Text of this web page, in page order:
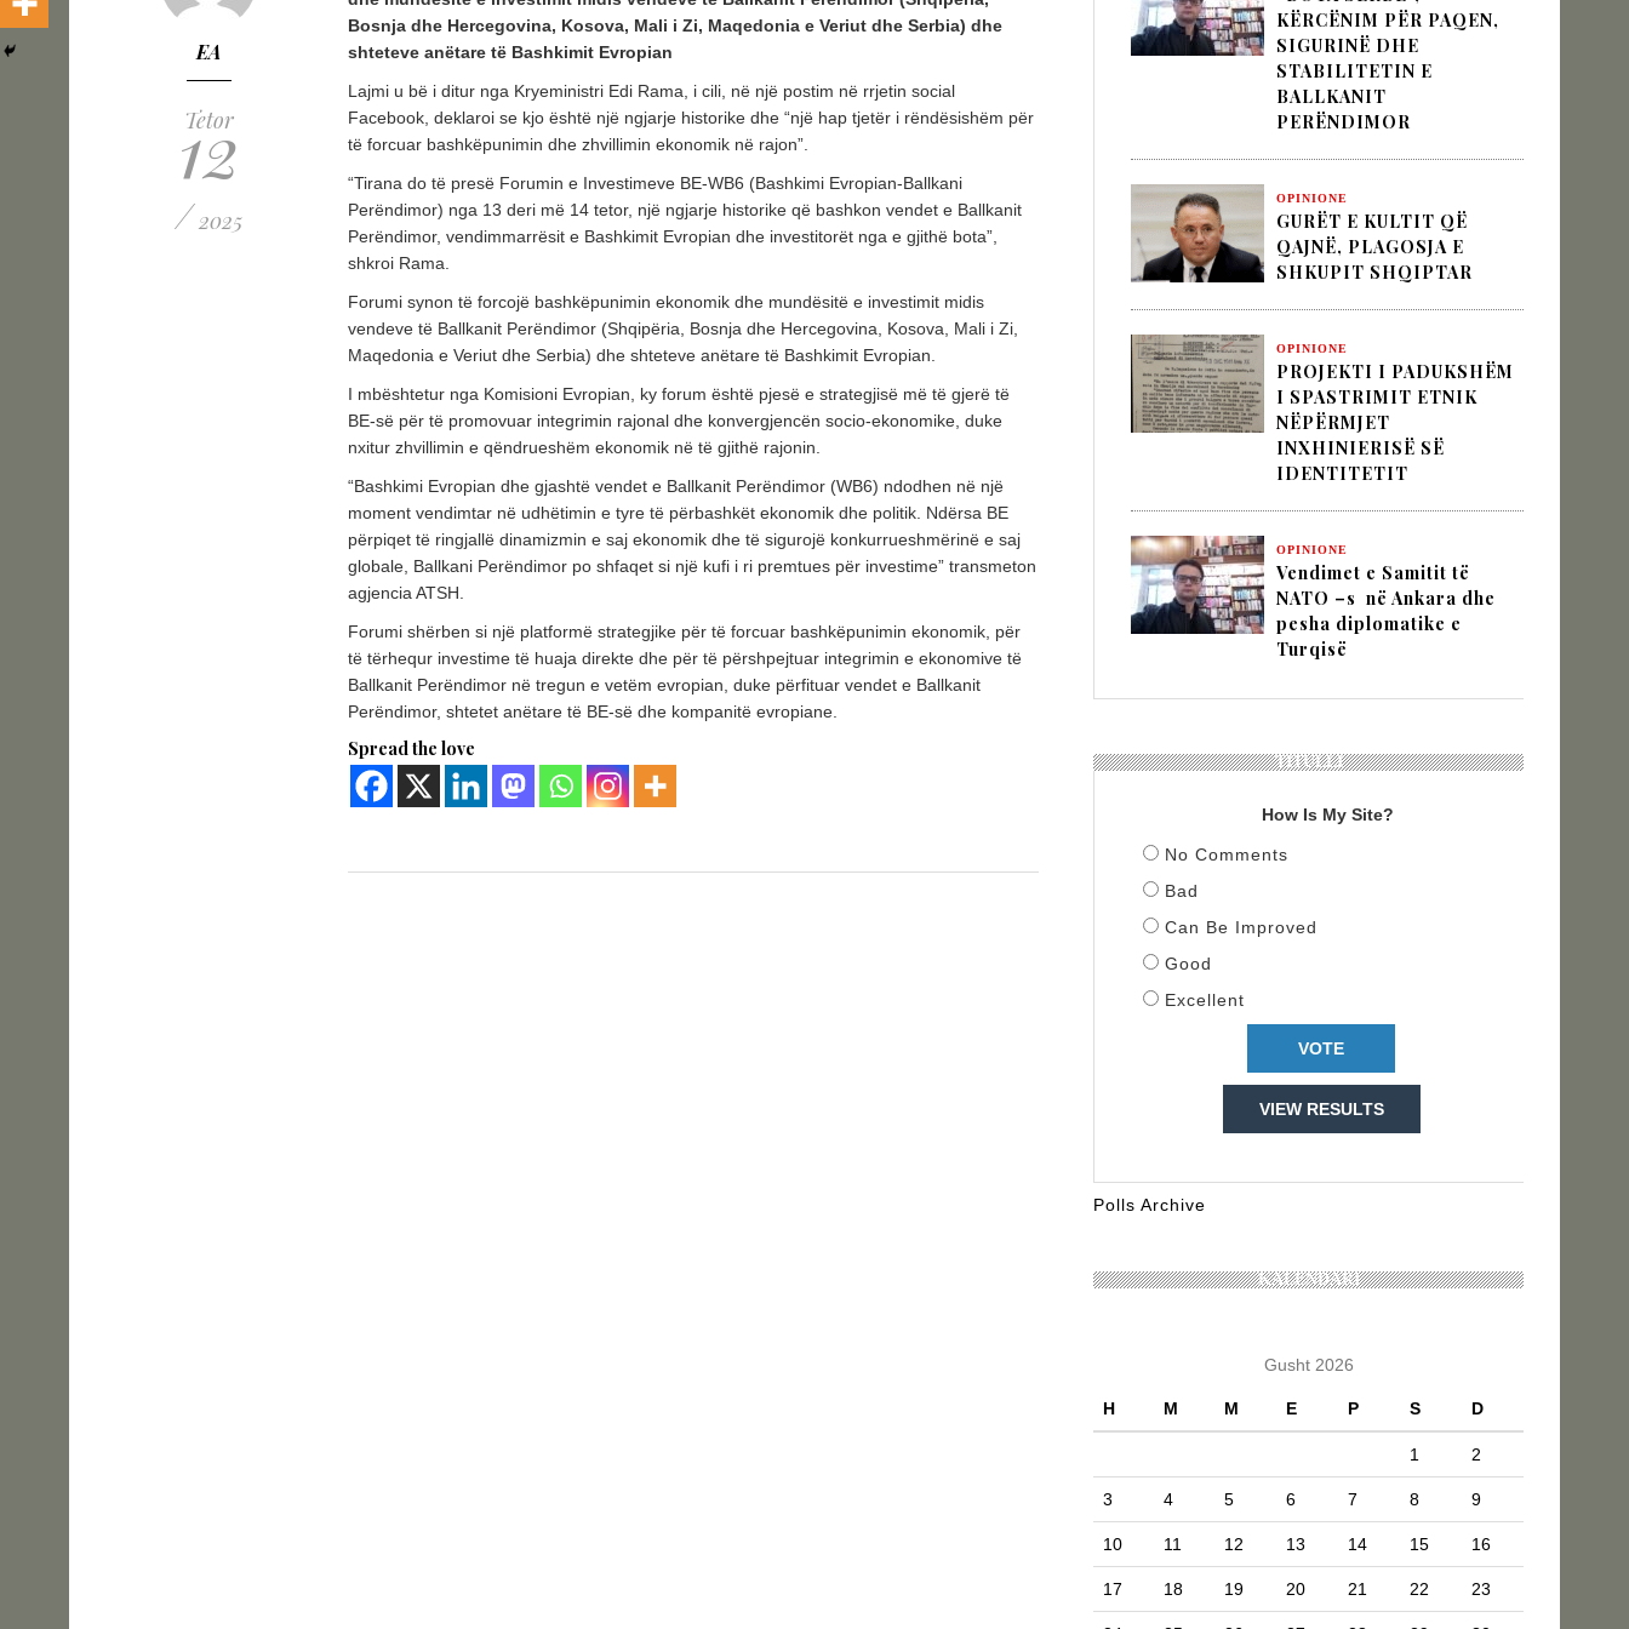
POSTED ON: 20/07/2026
OPINIONE
Vendimet e Samitit të NATO –s në Ankara dhe pesha diplomatike e Turqisë
POSTED ON: 16/07/2026
Një shekull diplomaci shqiptare, kujtesë dhe vizion
POSTED ON: 03/08/2026
EA
Tetor
12
/ 2025
Bosnja dhe Hercegovina, Kosova, Mali i Zi, Maqedonia e Veriut dhe Serbia) dhe
shteteve anëtare të Bashkimit Evropian
Lajmi u bë i ditur nga Kryeministri Edi Rama, i cili, në një postim në rrjetin social
Facebook, deklaroi se kjo është një ngjarje historike dhe “një hap tjetër i rëndësishëm për
të forcuar bashkëpunimin dhe zhvillimin ekonomik në rajon”.
“Tirana do të presë Forumin e Investimeve BE-WB6 (Bashkimi Evropian-Ballkani
Perëndimor) nga 13 deri më 14 tetor, një ngjarje historike që bashkon vendet e Ballkanit
Perëndimor, vendimmarrësit e Bashkimit Evropian dhe investitorët nga e gjithë bota”,
shkroi Rama.
Forumi synon të forcojë bashkëpunimin ekonomik dhe mundësitë e investimit midis
vendeve të Ballkanit Perëndimor (Shqipëria, Bosnja dhe Hercegovina, Kosova, Mali i Zi,
Maqedonia e Veriut dhe Serbia) dhe shteteve anëtare të Bashkimit Evropian.
I mbështetur nga Komisioni Evropian, ky forum është pjesë e strategjisë më të gjerë të
BE-së për të promovuar integrimin rajonal dhe konvergjencën socio-ekonomike, duke
nxitur zhvillimin e qëndrueshëm ekonomik në të gjithë rajonin.
“Bashkimi Evropian dhe gjashtë vendet e Ballkanit Perëndimor (WB6) ndodhen në një
moment vendimtar në udhëtimin e tyre të përbashkët ekonomik dhe politik. Ndërsa BE
përpiqet të ringjallë dinamizmin e saj ekonomik dhe të sigurojë konkurrueshmërinë e saj
globale, Ballkani Perëndimor po shfaqet si një kufi i ri premtues për investime” transmeton
agjencia ATSH.
Forumi shërben si një platformë strategjike për të forcuar bashkëpunimin ekonomik, për
të tërhequr investime të huaja direkte dhe për të përshpejtuar integrimin e ekonomive të
Ballkanit Perëndimor në tregun e vetëm evropian, duke përfituar vendet e Ballkanit
Perëndimor, shtetet anëtare të BE-së dhe kompanitë evropiane.
Spread the love
KËRCËNIM PËR PAQEN,
SIGURINË DHE
STABILITETIN E
BALLKANIT
PERËNDIMOR
OPINIONE
GURËT E KULTIT QË
QAJNË, PLAGOSJA E
SHKUPIT SHQIPTAR
OPINIONE
PROJEKTI I PADUKSHËM
I SPASTRIMIT ETNIK
NËPËRMJET
INXHINIERISË SË
IDENTITETIT
OPINIONE
Vendimet e Samitit të
NATO –s në Ankara dhe
pesha diplomatike e
Turqisë
TITULLI
How Is My Site?
No Comments
Bad
Can Be Improved
Good
Excellent
VIEW RESULTS
Polls Archive
KALENDARI
Gusht 2026
H M M E P S D
1 2
3 4 5 6 7 8 9
10 11 12 13 14 15 16
17 18 19 20 21 22 23